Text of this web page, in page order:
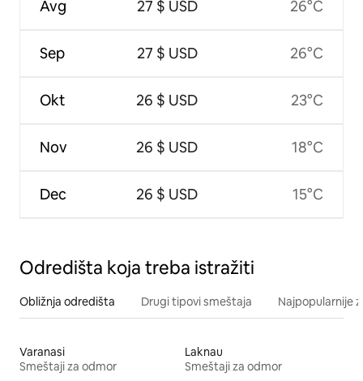
Avg
Sep
Okt
Nov
Dec
27 $ USD
27 $ USD
26 $ USD
26 $ USD
26 $ USD
26°C
26°C
23°C
18°C
15°C
Odredišta koja treba istražiti
Obližnja odredišta Drugi tipovi smeštaja Najpopularnije
Varanasi
Smeštaji za odmor
Laknau
Smeštaji za odmor